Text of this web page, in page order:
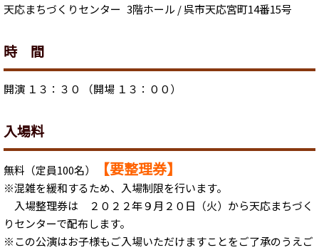
天応まちづくりセンター 3階ホール / 呉市天応宮町14番15号
時 間
開演 １３：３０ （開場 １３：００）
入場料
無料（定員100名） 【要整理券】
※混雑を緩和するため、入場制限を行います。
入場整理券は ２０２２年９月２０日（火）から天応まちづく
りセンターで配布します。
※この公演はお子様もご入場いただけますことをご了承のうえご